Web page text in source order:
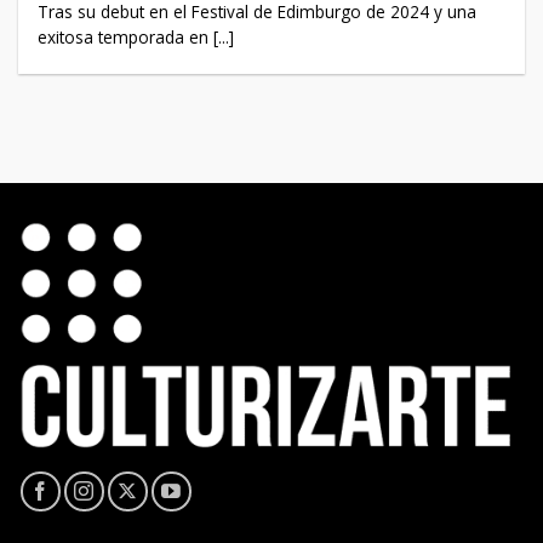
Tras su debut en el Festival de Edimburgo de 2024 y una
exitosa temporada en [...]